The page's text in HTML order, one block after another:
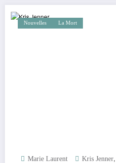
Nouvelles La Mort
Marie Laurent Kris Jenner,